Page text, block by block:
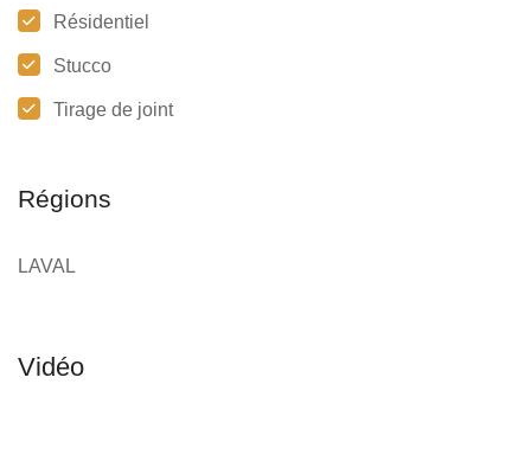
Résidentiel
Stucco
Tirage de joint
Régions
LAVAL